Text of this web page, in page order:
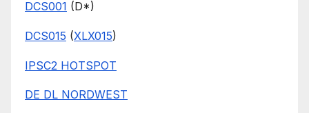
DCS001 (D*)
DCS015 (XLX015)
IPSC2 HOTSPOT
DE DL NORDWEST